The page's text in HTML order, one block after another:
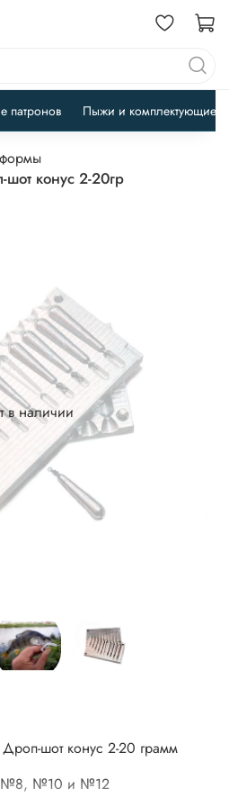
патронов Пыжи и комплектующие
конус 2-20гр
в наличии
шот конус 2-20 грамм
№8, №10 и №12